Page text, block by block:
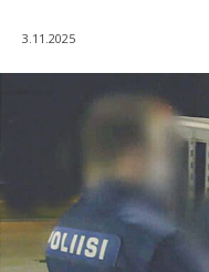
3.11.2025